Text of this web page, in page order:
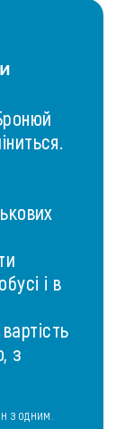
і в
з
з одним.